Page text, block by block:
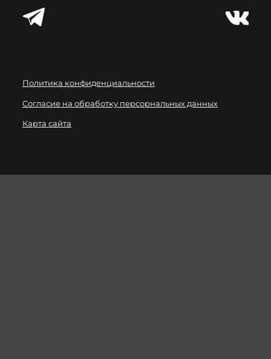
Политика конфиденциальности
Согласие на обработку персорнальных данных
Карта сайта